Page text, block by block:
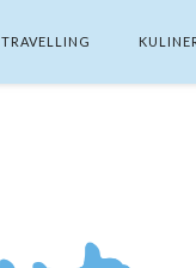
TRAVELLING
SEARCH THIS